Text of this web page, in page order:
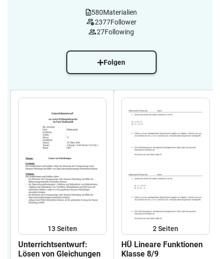
580Materialien
2377Follower
27Following
Folgen
13 Seiten
Unterrichtsentwurf:
Lösen von Gleichungen
2Seiten
HÜ Lineare Funktionen
Klasse 8/9